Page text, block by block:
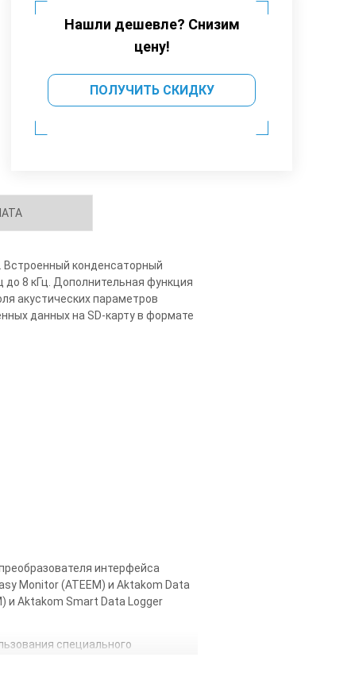
Нашли дешевле? Снизим
цену!
ПОЛУЧИТЬ СКИДКУ
Встроенный конденсаторный
до 8 кГц. Дополнительная функция
акустических параметров
данных на SD-карту в формате
интерфейса
Monitor (ATEEM) и Aktakom Data
и Aktakom Smart Data Logger
специального